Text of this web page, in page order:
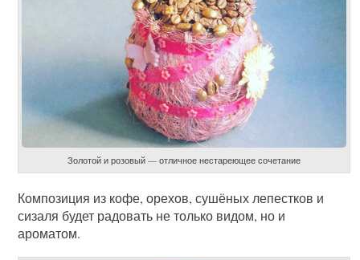
Золотой и розовый — отличное нестареющее сочетание
Композиция из кофе, орехов, сушёных лепестков и
сизаля будет радовать не только видом, но и
ароматом.